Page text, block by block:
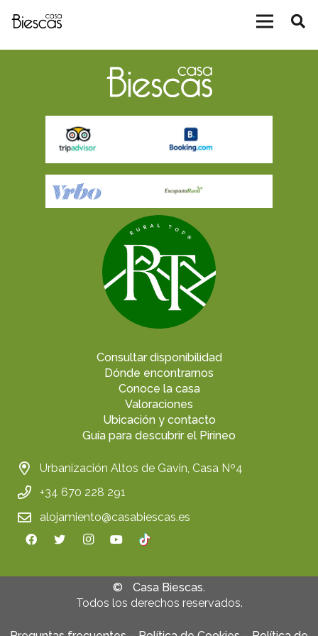
Consultar disponibilidad
Dónde encontrarnos
Conoce la casa
Valoraciones
Ubicación y contacto
Guía para descubrir el Pirineo
Urbanización Altos de Gavin, Casa Nº4
+34 670 228 291
alojamiento@casabiescas.es
©
Casa Biescas.
Todos los derechos reservados.